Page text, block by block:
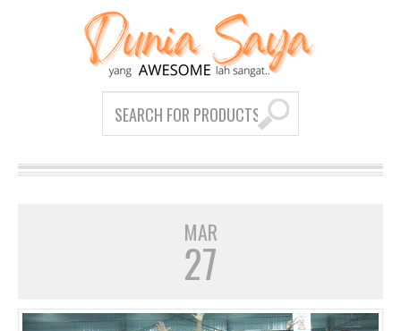
MAR
27